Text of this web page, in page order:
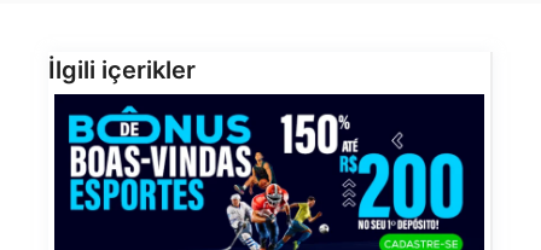
İlgili içerikler